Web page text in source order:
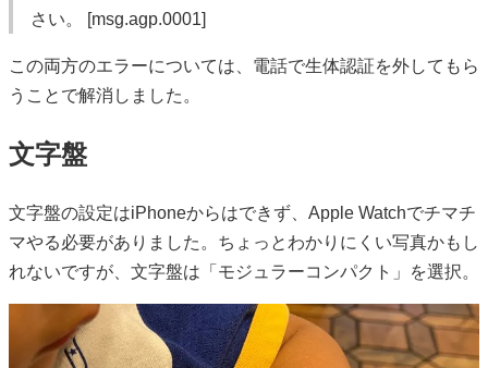
さい。 [msg.agp.0001]
この両方のエラーについては、電話で生体認証を外してもら
うことで解消しました。
文字盤
文字盤の設定はiPhoneからはできず、Apple Watchでチマチ
マやる必要がありました。ちょっとわかりにくい写真かもし
れないですが、文字盤は「モジュラーコンパクト」を選択。